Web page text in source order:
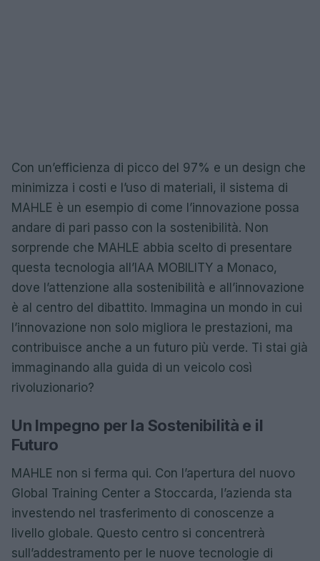
Con un’efficienza di picco del 97% e un design che
minimizza i costi e l’uso di materiali, il sistema di
MAHLE è un esempio di come l’innovazione possa
andare di pari passo con la sostenibilità. Non
sorprende che MAHLE abbia scelto di presentare
questa tecnologia all’IAA MOBILITY a Monaco,
dove l’attenzione alla sostenibilità e all’innovazione
è al centro del dibattito. Immagina un mondo in cui
l’innovazione non solo migliora le prestazioni, ma
contribuisce anche a un futuro più verde. Ti stai già
immaginando alla guida di un veicolo così
rivoluzionario?
Un Impegno per la Sostenibilità e il
Futuro
MAHLE non si ferma qui. Con l’apertura del nuovo
Global Training Center a Stoccarda, l’azienda sta
investendo nel trasferimento di conoscenze a
livello globale. Questo centro si concentrerà
sull’addestramento per le nuove tecnologie di